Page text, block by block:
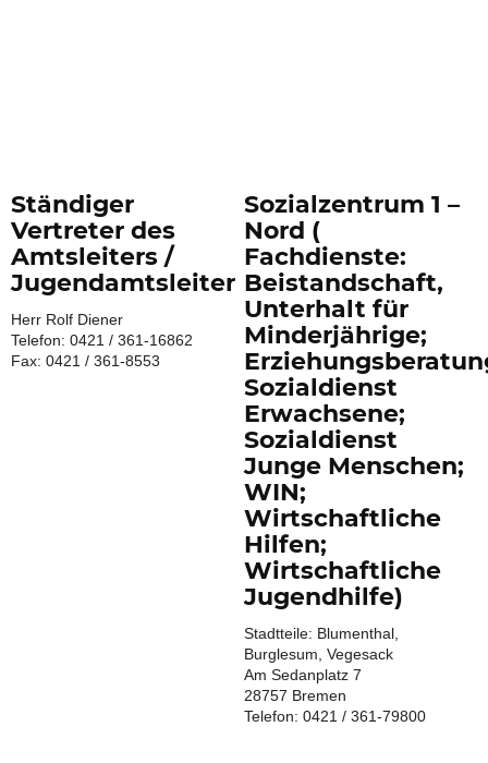
Ständiger
Vertreter des
Amtsleiters /
Jugendamtsleiter
Herr Rolf Diener
Telefon: 0421 / 361-16862
Fax: 0421 / 361-8553
Sozialzentrum 1 –
Nord (
Fachdienste:
Beistandschaft,
Unterhalt für
Minderjährige;
Sozialdienst
Erwachsene;
Sozialdienst
Junge Menschen;
WIN;
Wirtschaftliche
Hilfen;
Wirtschaftliche
Jugendhilfe)
Stadtteile: Blumenthal,
Burglesum, Vegesack
Am Sedanplatz 7
28757 Bremen
Telefon: 0421 / 361-79800